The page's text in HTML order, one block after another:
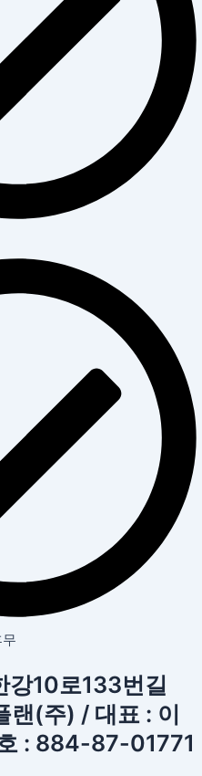
강10로133번길
랜(주) / 대표 : 이
: 884-87-01771